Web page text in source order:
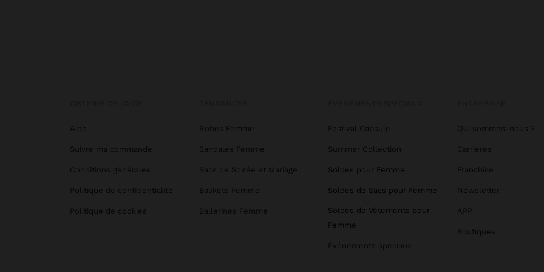
Aide
Suivre ma commande
Conditions générales
Politique de confidentialité
Politique de cookies
Robes Femme
Sandales Femme
Sacs de Soirée et Mariage
Baskets Femme
Ballerines Femme
Festival Capsule
Summer Collection
Soldes pour Femme
Soldes de Sacs pour Femme
Soldes de Vêtements pour
Femme
Événements spéciaux
Qui sommes-nous ?
Carrières
Franchise
Newsletter
APP
Boutiques